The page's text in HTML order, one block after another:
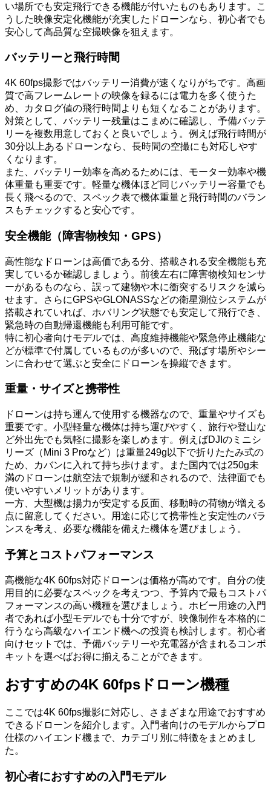
い場所でも安定飛行できる機能が付いたものもあります。こ
うした映像安定化機能が充実したドローンなら、初心者でも
安心して高品質な空撮映像を狙えます。
バッテリーと飛行時間
4K 60fps撮影ではバッテリー消費が速くなりがちです。高画
質で高フレームレートの映像を録るには電力を多く使うた
め、カタログ値の飛行時間よりも短くなることがあります。
対策として、バッテリー残量はこまめに確認し、予備バッテ
リーを複数用意しておくと良いでしょう。例えば飛行時間が
30分以上あるドローンなら、長時間の空撮にも対応しやす
くなります。
また、バッテリー効率を高めるためには、モーター効率や機
体重量も重要です。軽量な機体ほど同じバッテリー容量でも
長く飛べるので、スペック表で機体重量と飛行時間のバラン
スもチェックすると安心です。
安全機能（障害物検知・GPS）
高性能なドローンは高価である分、搭載される安全機能も充
実しているか確認しましょう。前後左右に障害物検知センサ
ーがあるものなら、誤って建物や木に衝突するリスクを減ら
せます。さらにGPSやGLONASSなどの衛星測位システムが
搭載されていれば、ホバリング状態でも安定して飛行でき、
緊急時の自動帰還機能も利用可能です。
特に初心者向けモデルでは、高度維持機能や緊急停止機能な
どが標準で付属しているものが多いので、飛ばす場所やシー
ンに合わせて選ぶと安全にドローンを操縦できます。
重量・サイズと携帯性
ドローンは持ち運んで使用する機器なので、重量やサイズも
重要です。小型軽量な機体は持ち運びやすく、旅行や登山な
ど外出先でも気軽に撮影を楽しめます。例えばDJIのミニシ
リーズ（Mini 3 Proなど）は重量249g以下で折りたたみ式の
ため、カバンに入れて持ち歩けます。また国内では250g未
満のドローンは航空法で規制が緩和されるので、法律面でも
使いやすいメリットがあります。
一方、大型機は揚力が安定する反面、移動時の荷物が増える
点に留意してください。用途に応じて携帯性と安定性のバラ
ンスを考え、必要な機能を備えた機体を選びましょう。
予算とコストパフォーマンス
高機能な4K 60fps対応ドローンは価格が高めです。自分の使
用目的に必要なスペックを考えつつ、予算内で最もコストパ
フォーマンスの高い機種を選びましょう。ホビー用途の入門
者であれば小型モデルでも十分ですが、映像制作を本格的に
行うなら高級なハイエンド機への投資も検討します。初心者
向けセットでは、予備バッテリーや充電器が含まれるコンボ
キットを選べばお得に揃えることができます。
おすすめの4K 60fpsドローン機種
ここでは4K 60fps撮影に対応し、さまざまな用途でおすすめ
できるドローンを紹介します。入門者向けのモデルからプロ
仕様のハイエンド機まで、カテゴリ別に特徴をまとめまし
た。
初心者におすすめの入門モデル